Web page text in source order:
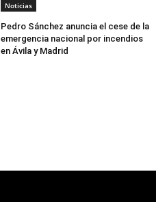
Noticias
Pedro Sánchez anuncia el cese de la
emergencia nacional por incendios
en Ávila y Madrid